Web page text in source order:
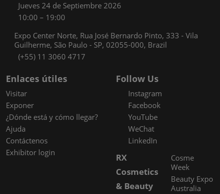
Jueves 24 de Septiembre 2026
10:00 – 19:00
Expo Center Norte, Rua José Bernardo Pinto, 333 - Vila
Guilherme, São Paulo - SP, 02055-000, Brazil
(+55) 11 3060 4717
Enlaces útiles
Visitar
Exponer
¿Dónde está y cómo llegar?
Ajuda
Contáctenos
Exhibitor login
Follow Us
Instagram
Facebook
YouTube
WeChat
LinkedIn
RX
Cosmetics
& Beauty
Cosme
Week
Beauty Expo
Australia